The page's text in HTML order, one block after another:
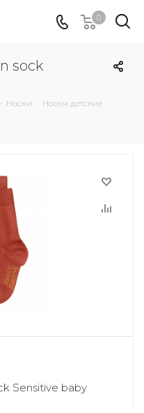
0
sock
- Носки - Носки детские
Sensitive baby